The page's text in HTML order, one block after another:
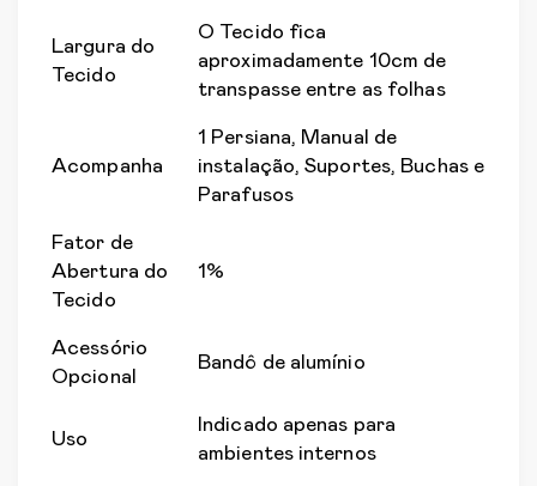
Largura do
Tecido
O Tecido fica
aproximadamente 10cm de
transpasse entre as folhas
Acompanha
1 Persiana, Manual de
instalação, Suportes, Buchas e
Parafusos
Fator de
Abertura do
Tecido
1%
Acessório
Opcional
Bandô de alumínio
Uso
Indicado apenas para
ambientes internos